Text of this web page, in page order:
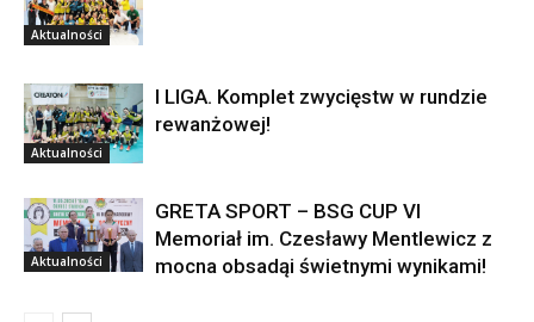
Aktualności
Aktualności
I LIGA. Komplet zwycięstw w rundzie
rewanżowej!
Aktualności
GRETA SPORT – BSG CUP VI
Memoriał im. Czesławy Mentlewicz z
mocna obsadąi świetnymi wynikami!